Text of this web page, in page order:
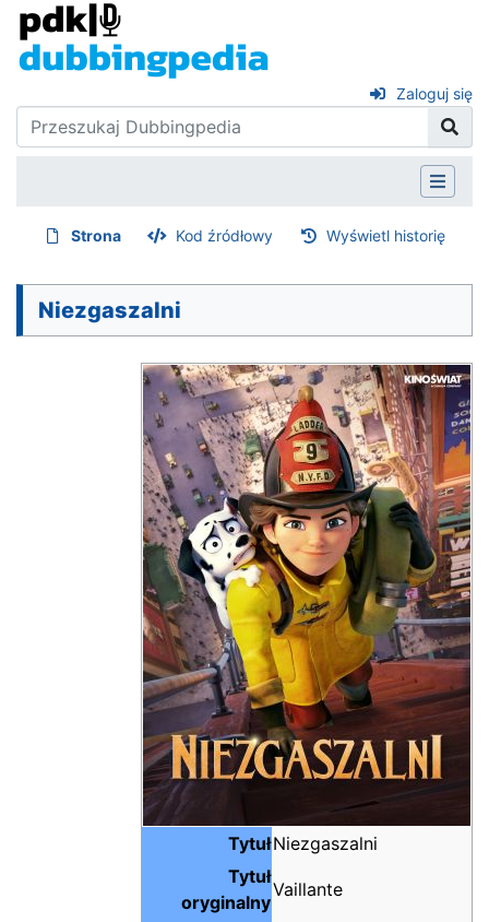
Zaloguj się
Strona Kod źródłowy Wyświetl historię
Niezgaszalni
TytułNiezgaszalni
Tytuł
oryginalny
Vaillante